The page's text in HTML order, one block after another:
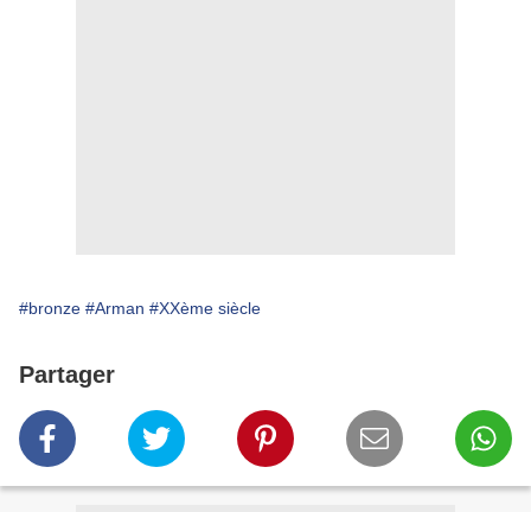
#bronze #Arman #XXème siècle
Partager